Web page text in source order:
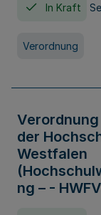
In Kraft
Verordnung
der
Westfalen
ng – -